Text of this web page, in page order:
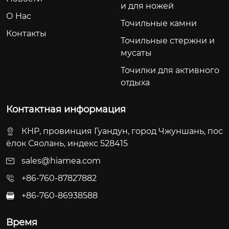
О Hас
Контакты
и для ножей
Точильные камни
Точильные стержни и
мусаты
Точилки для активного
отдыха
Контактная информация
КНР, провинция Гуандун, город Чжуншань, пос
ёлок Сяолань, индекс 528415
sales@hiamea.com
+86-760-87827882
 +86-760-86938588
Время